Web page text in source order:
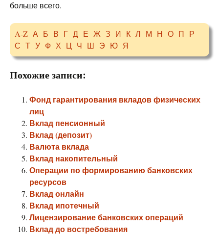
больше всего.
A-Z А Б В Г Д Е Ж З И К Л М Н О П Р
С Т У Ф Х Ц Ч Ш Э Ю Я
Похожие записи:
Фонд гарантирования вкладов физических
лиц
Вклад пенсионный
Вклад (депозит)
Валюта вклада
Вклад накопительный
Операции по формированию банковских
ресурсов
Вклад онлайн
Вклад ипотечный
Лицензирование банковских операций
Вклад до востребования